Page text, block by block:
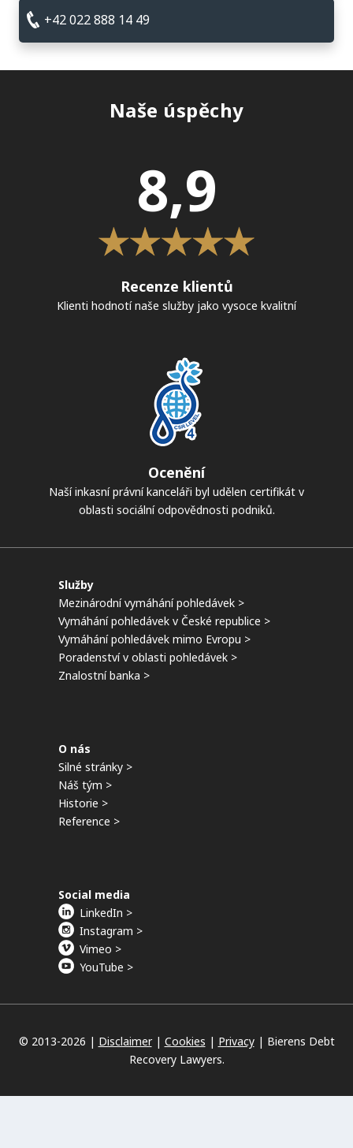
+42 022 888 14 49
Naše úspěchy
8,9
Recenze klientů
Klienti hodnotí naše služby jako vysoce kvalitní
Ocenění
Naší inkasní právní kanceláři byl udělen certifikát v
oblasti sociální odpovědnosti podniků.
Služby
Mezinárodní vymáhání pohledávek >
Vymáhání pohledávek v České republice >
Vymáhání pohledávek mimo Evropu >
Poradenství v oblasti pohledávek >
Znalostní banka >
O nás
Silné stránky >
Náš tým >
Historie >
Reference >
Social media
LinkedIn >
Instagram >
Vimeo >
YouTube >
© 2013-2026 | Disclaimer| Cookies | Privacy| Bierens Debt
Recovery Lawyers.